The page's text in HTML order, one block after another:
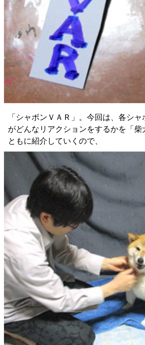
「シャボンＶＡＲ」。今回は、各シ
がどんなリアクションをするかを「柴
ともに紹介していくので、